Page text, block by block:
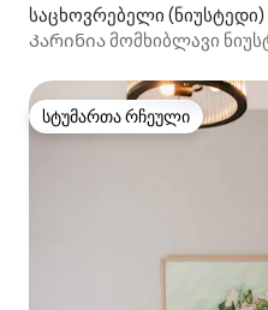
საცხოვრებელი (ნიუსტედი)
Კარინია მომხიბლავი
სტუმართა რჩეული
სტუმართა რჩეული